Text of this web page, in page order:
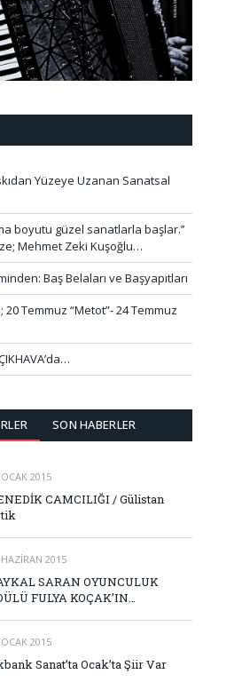
Yüzeye Uzanan Sanatsal
boyutu güzel sanatlarla başlar.’’
Mehmet Zeki Kuşoğlu…
Baş Belaları ve Başyapıtları
20 Temmuz “Metot”- 24 Temmuz
SON HABERLER
2015
CAMCILIĞI / Gülistan
2015
SARAN OYUNCULUK
FULYA KOÇAK’IN…
2015
Sanat’ta Ocak’ta Şiir Var